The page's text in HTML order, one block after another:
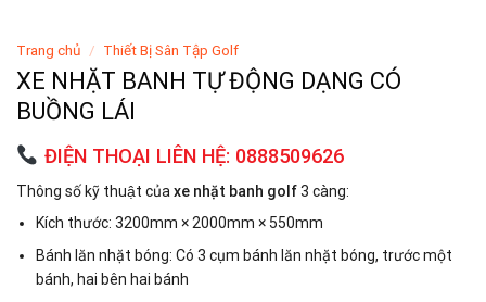
Trang chủ / Thiết Bị Sân Tập Golf
XE NHẶT BANH TỰ ĐỘNG DẠNG CÓ
BUỒNG LÁI
ĐIỆN THOẠI LIÊN HỆ: 0888509626
Thông số kỹ thuật của xe nhặt banh golf3 càng:
Kích thước: 3200mm × 2000mm × 550mm
Bánh lăn nhặt bóng: Có 3 cụm bánh lăn nhặt bóng, trước một
bánh, hai bên hai bánh